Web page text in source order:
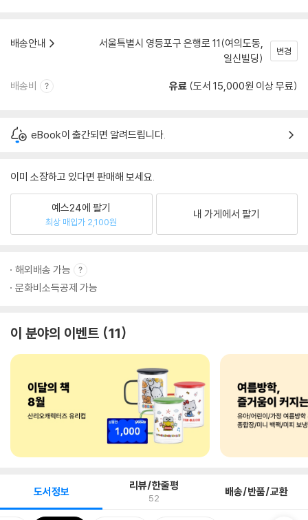
배송안내
서울특별시 영등포구 은행로 11(여의도동,
일신빌딩)
변경
배송비 유료 (도서 15,000원 이상 무료)
eBook이 출간되면 알려드립니다.
이미 소장하고 있다면 판매해 보세요.
예스24에 팔기
최상 매입가 2,100원
내 가게에서 팔기
해외배송 가능
문화비소득공제 가능
이 분야의 이벤트 11
도서정보 리뷰/한줄평
52 배송/반품/교환